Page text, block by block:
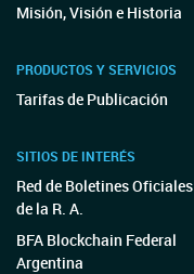
Misión, Visión e Historia
PRODUCTOS Y SERVICIOS
Tarifas de Publicación
SITIOS DE INTERÉS
Red de Boletines Oficiales
de la R. A.
BFA Blockchain Federal
Argentina